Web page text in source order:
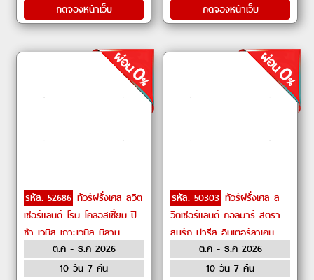
กดจองหน้าเว็บ กดจองหน้าเว็บ
รหัส: 52686 ทัวร์ฝรั่งเศส สวิต
เซอร์แลนด์ โรม โคลอสเซี่ยม ปิ
ซ่า เวนิส เกาะเวนิส มิลาน
ปารีส ลูเซิร์น by Emirates
ต.ค - ธ.ค 2026
10 วัน 7 คืน
รหัส: 50303 ทัวร์ฝรั่งเศส ส
วิตเซอร์แลนด์ กอลมาร์ สตรา
สบูร์ก ปารีส อินเตอร์ลาเคน
ซียง ซูริค ลูเซิร์น เซอร์แมท by
THAI Airways
ต.ค - ธ.ค 2026
10 วัน 7 คืน